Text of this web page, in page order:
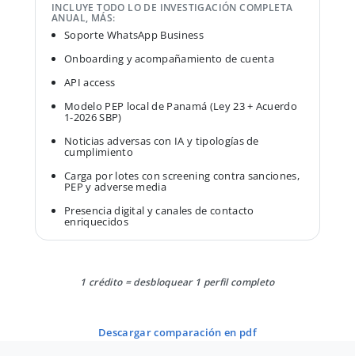
INCLUYE TODO LO DE INVESTIGACIÓN COMPLETA
ANUAL, MÁS:
Soporte WhatsApp Business
Onboarding y acompañamiento de cuenta
API access
Modelo PEP local de Panamá (Ley 23 + Acuerdo
1-2026 SBP)
Noticias adversas con IA y tipologías de
cumplimiento
Carga por lotes con screening contra sanciones,
PEP y adverse media
Presencia digital y canales de contacto
enriquecidos
1 crédito = desbloquear 1 perfil completo
descargar comparación en pdf